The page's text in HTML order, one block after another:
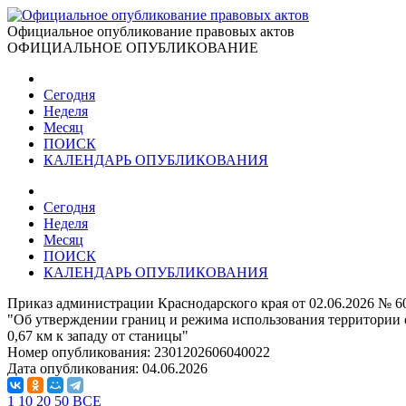
Официальное опубликование правовых актов
ОФИЦИАЛЬНОЕ ОПУБЛИКОВАНИЕ
Сегодня
Неделя
Месяц
ПОИСК
КАЛЕНДАРЬ ОПУБЛИКОВАНИЯ
Сегодня
Неделя
Месяц
ПОИСК
КАЛЕНДАРЬ ОПУБЛИКОВАНИЯ
Приказ администрации Краснодарского края от 02.06.2026 №
"Об утверждении границ и режима использования территории
0,67 км к западу от станицы"
Номер опубликования: 2301202606040022
Дата опубликования: 04.06.2026
1 10 20 50 ВСЕ